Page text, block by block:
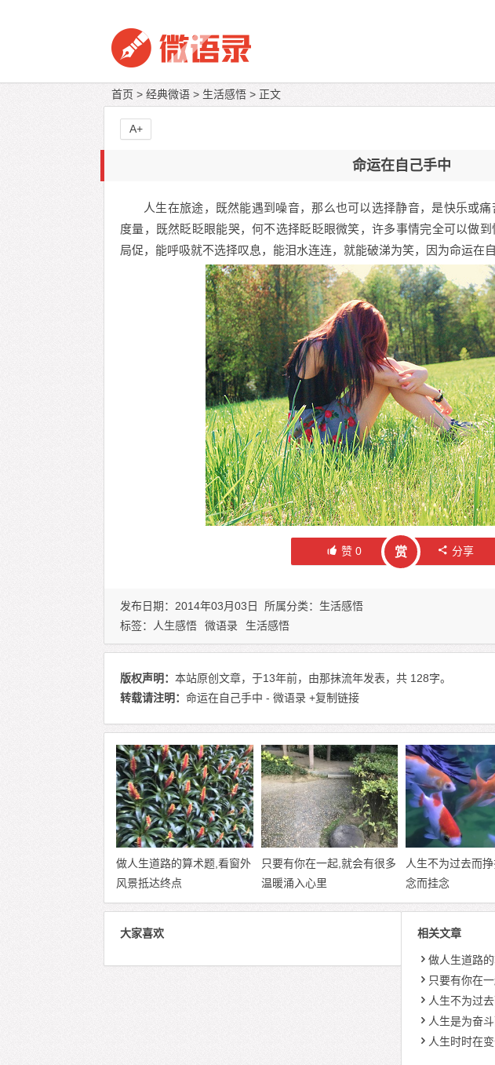
首页 > 经典微语 > 生活感悟 > 正文
命运在自己手中
人生在旅途，既然能遇到噪音，那么也可以选择静音，是快乐或
度量，既然眨眨眼能哭，何不选择眨眨眼微笑，许多事情完全可以做
局促，能呼吸就不选择叹息，能泪水连连，就能破涕为笑，因为命运在自
赞 0 赏 分享
A+
发布日期：2014年03月03日 所属分类： 生活感悟
标签：
人生感悟 微语录 生活感悟
版权声明： 本站原创文章，于13年前，由那抹流年发表，共 128字。
转载请注明： 命运在自己手中 - 微语录 +复制链接
做人生道路的算术题,看窗外
风景抵达终点
只要有你在一起,就会有很多
温暖涌入心里
人生不为过去而
念而挂念
大家喜欢 相关文章
做人生道路
只要有你在
人生不为过
人生是为奋
人生时时在